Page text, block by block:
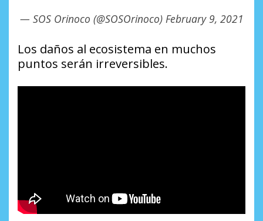
— SOS Orinoco (@SOSOrinoco) February 9, 2021
Los daños al ecosistema en muchos
puntos serán irreversibles.